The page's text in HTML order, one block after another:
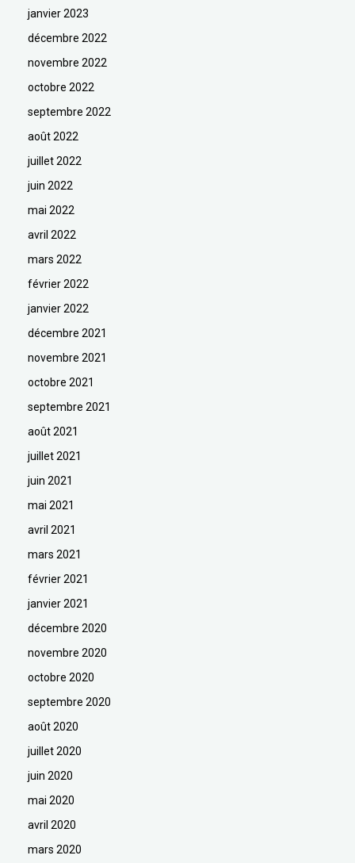
janvier 2023
décembre 2022
novembre 2022
octobre 2022
septembre 2022
août 2022
juillet 2022
juin 2022
mai 2022
avril 2022
mars 2022
février 2022
janvier 2022
décembre 2021
novembre 2021
octobre 2021
septembre 2021
août 2021
juillet 2021
juin 2021
mai 2021
avril 2021
mars 2021
février 2021
janvier 2021
décembre 2020
novembre 2020
octobre 2020
septembre 2020
août 2020
juillet 2020
juin 2020
mai 2020
avril 2020
mars 2020